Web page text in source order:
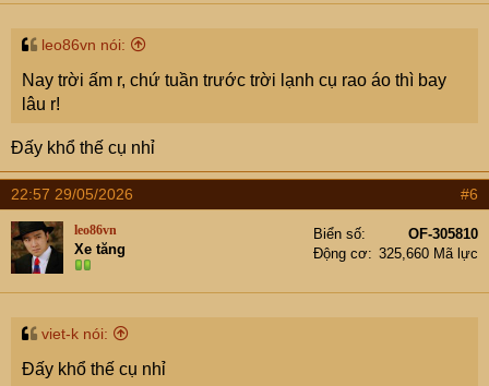
s
leo86vn nói:
Nay trời ấm r, chứ tuần trước trời lạnh cụ rao áo thì bay
lâu r!
Đấy khổ thế cụ nhỉ
22:57 29/05/2026 #6
leo86vn
Xe tăng
Biển số
OF-305810
Động cơ
325,660 Mã lực
viet-k nói:
Đấy khổ thế cụ nhỉ